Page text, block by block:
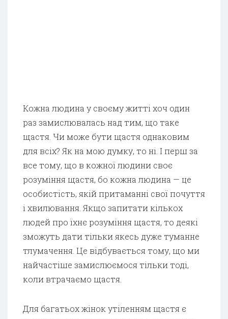
Кожна людина у своєму житті хоч один
раз замислювалась над тим, що таке
щастя. Чи може бути щастя однаковим
для всіх? Як на мою думку, то ні. І перш за
все тому, що в кожної людини своє
розуміння щастя, бо кожна людина — це
особистість, якій притаманні свої почуття
і хвилювання. Якщо запитати кількох
людей про їхнє розуміння щастя, то деякі
зможуть дати тільки якесь дуже туманне
тлумачення. Це відбувається тому, що ми
найчастіше замислюємося тільки тоді,
коли втрачаємо щастя.
Для багатьох жінок утіленням щастя є